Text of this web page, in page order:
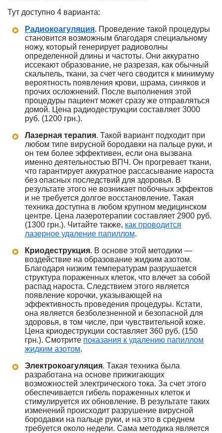
Тут доступно 4 варианта:
Радиокоагуляция. Проведение такой процедуры
становится возможным благодаря специальному
ножу, который генерирует радиоволны
определенной длины и частоты. Они аккуратно
иссекают образование, не разрезая, как обычный
скальпель, ткани, за счет чего сводится к минимуму
вероятность появления крови, шрама, синяков и
прочих осложнений. После выполнения этой
процедуры пациент может сразу же отправляться
домой. Цена радиодеструкции составляет 3000
руб. (1200 грн.).
Лазерная терапия. Такой вариант подходит при
любом типе вирусной бородавки на пальце руки, и
он тем более эффективен, если она вызвана
именно деятельностью ВПЧ. Он прогревает ткани,
что гарантирует аккуратное рассасывание нароста
без опасных последствий для здоровья. В
результате этого не возникает побочных эффектов
и не требуется долгое восстановление. Такая
техника доступна в любом крупном медицинском
центре. Цена лазеротерапии составляет 2900 руб.
(1300 грн.). Читайте также, как проводится
лазерное удаление папиллом.
Криодеструкция. В основе этой методики —
воздействие на образование жидким азотом.
Благодаря низким температурам разрушается
структура пораженных клеток, что влечет за собой
распад нароста. Следствием этого является
появление корочки, указывающей на
эффективность проведения процедуры. Кстати,
она является безболезненной и безопасной для
здоровья, в том числе, при чувствительной коже.
Цена криодеструкции составляет 360 руб. (150
грн.). Смотрите показания к удалению папиллом
жидким азотом.
Электрокоагуляция. Такая техника была
разработана на основе прижигающих
возможностей электрического тока. За счет этого
обеспечивается гибель пораженных клеток и
стимулируется их обновление. В результате таких
изменений происходит разрушение вирусной
бородавки на пальце руки, и на это в среднем
требуется около недели. Сама методика является